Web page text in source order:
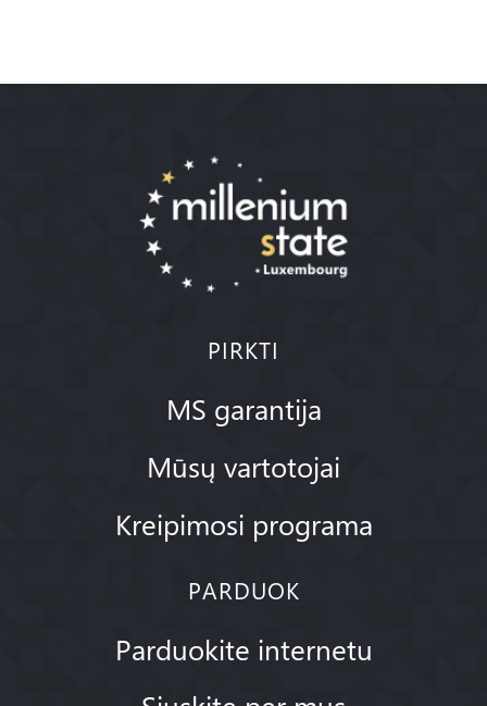
PIRKTI
MS garantija
Mūsų vartotojai
Kreipimosi programa
PARDUOK
Parduokite internetu